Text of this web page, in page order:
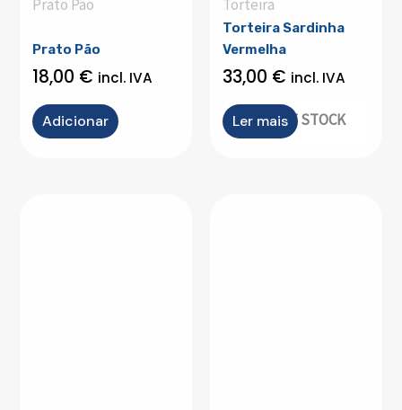
Prato Pão
Prato Pão
18,00 € incl. IVA
Adicionar
Torteira
OUT OF STOCK
Torteira Sardinha
Vermelha
33,00 € incl. IVA
Ler mais